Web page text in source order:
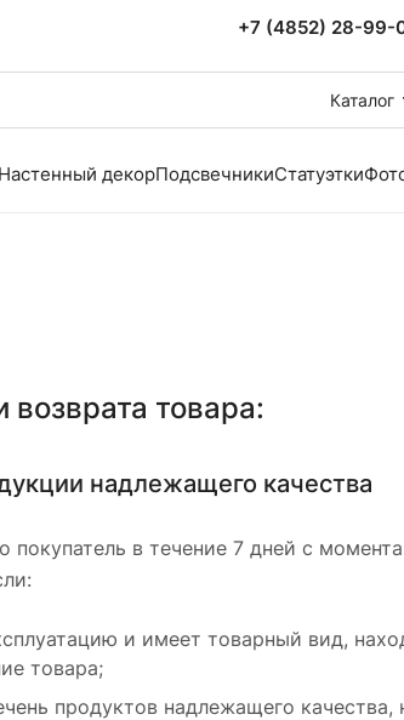
+7 (4852) 28-99-
Каталог
Настенный декорПодсвечникиСтатуэтки
товара:
надлежащего качества
покупатель в течение 7 дней с
и имеет товарный вид,
товара;
продуктов надлежащего